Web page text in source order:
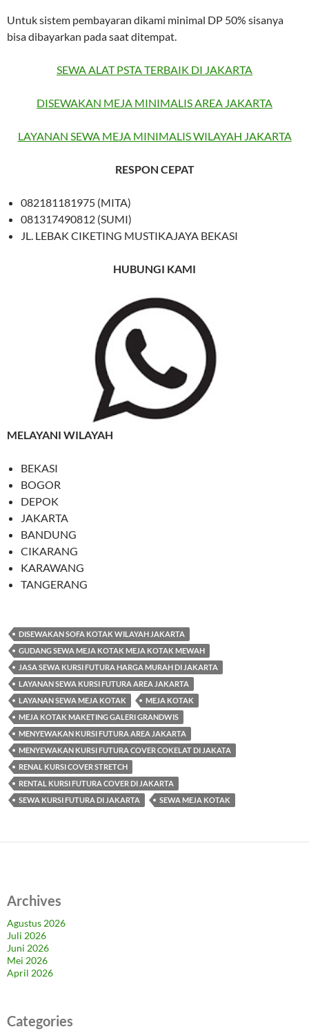
Untuk sistem pembayaran dikami minimal DP 50% sisanya
bisa dibayarkan pada saat ditempat.
SEWA ALAT PSTA TERBAIK DI JAKARTA
DISEWAKAN MEJA MINIMALIS AREA JAKARTA
LAYANAN SEWA MEJA MINIMALIS WILAYAH JAKARTA
RESPON CEPAT
082181181975 (MITA)
081317490812 (SUMI)
JL. LEBAK CIKETING MUSTIKAJAYA BEKASI
HUBUNGI KAMI
MELAYANI WILAYAH
BEKASI
BOGOR
DEPOK
JAKARTA
BANDUNG
CIKARANG
KARAWANG
TANGERANG
DISEWAKAN SOFA KOTAK WILAYAH JAKARTA
GUDANG SEWA MEJA KOTAK MEJA KOTAK MEWAH
JASA SEWA KURSI FUTURA HARGA MURAH DI JAKARTA
LAYANAN SEWA KURSI FUTURA AREA JAKARTA
LAYANAN SEWA MEJA KOTAK
MEJA KOTAK
MEJA KOTAK MAKETING GALERI GRANDWIS
MENYEWAKAN KURSI FUTURA AREA JAKARTA
MENYEWAKAN KURSI FUTURA COVER COKELAT DI JAKATA
RENAL KURSI COVER STRETCH
RENTAL KURSI FUTURA COVER DI JAKARTA
SEWA KURSI FUTURA DI JAKARTA
SEWA MEJA KOTAK
Archives
Agustus 2026
Juli 2026
Juni 2026
Mei 2026
April 2026
Categories